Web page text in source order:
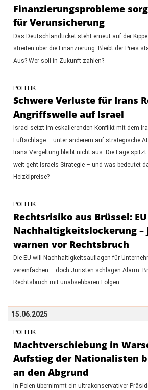
Finanzierungsprobleme
für Verunsicherung
Das Deutschlandticket steht erneut auf der
streiten über die Finanzierung. Bleibt der Preis
Aus? Wer soll in Zukunft zahlen?
POLITIK
Schwere Verluste für Irans
Angriffswelle auf Israel
Israel setzt im eskalierenden Konflikt mit dem
Luftschläge – unter anderem auf strategische
Irans Vergeltung bleibt nicht aus. Die Lage
weit geht Israels Strategie – und was bedeutet
Heizölpreise?
POLITIK
Rechtsrisiko aus Brüssel:
Nachhaltigkeitslockerung –
warnen vor Rechtsbruch
Die EU will Nachhaltigkeitsauflagen für
vereinfachen – doch Juristen schlagen Alarm:
Rechtsbruch mit unabsehbaren Folgen.
15.06.2025
POLITIK
Machtverschiebung in
Aufstieg der Nationalisten
an den Abgrund
In Polen übernimmt ein ultrakonservativer